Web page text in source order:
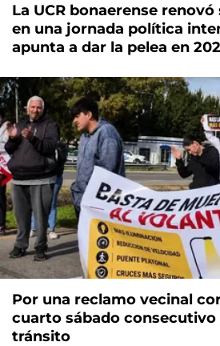
La UCR bonaerense
en una jornada política
apunta a dar la pelea en
Por una reclamo vecinal
cuarto sábado consecutivo
tránsito